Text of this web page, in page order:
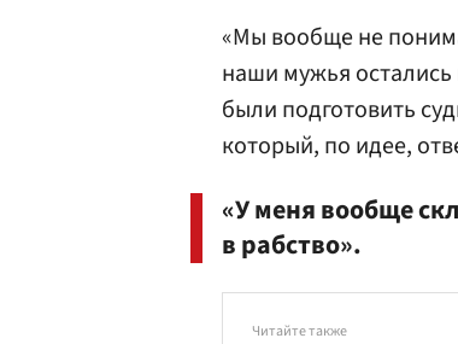
«Мы вообще не
наши мужья
были подготовить
который, по идее,
«У меня вообще
в рабство».
Читайте также